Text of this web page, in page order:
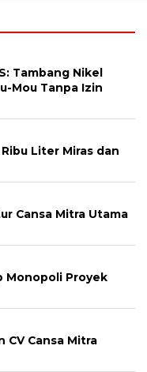
Tambang Nikel
Mou Tanpa Izin
Liter Miras dan
Cansa Mitra Utama
Monopoli Proyek
CV Cansa Mitra